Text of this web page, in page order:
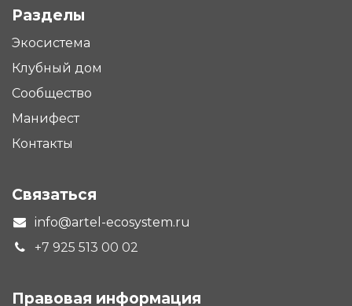
Разделы
Экосистема
Клубный дом
Сообщество
Манифест
Контакты
Связаться
info@artel-ecosystem.ru
+7 925 513 00 02
Правовая информация